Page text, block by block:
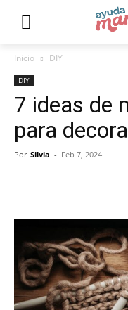
Inicio DIY
DIY
7 ideas de
para
Por Silvia - Feb 7, 2024